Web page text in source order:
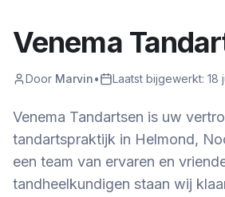
Venema
Door Marvin• Laatst bijgewerkt: 18
Venema Tandartsen is uw
tandartspraktijk in Helmond,
een team van ervaren en
tandheelkundigen staan wij